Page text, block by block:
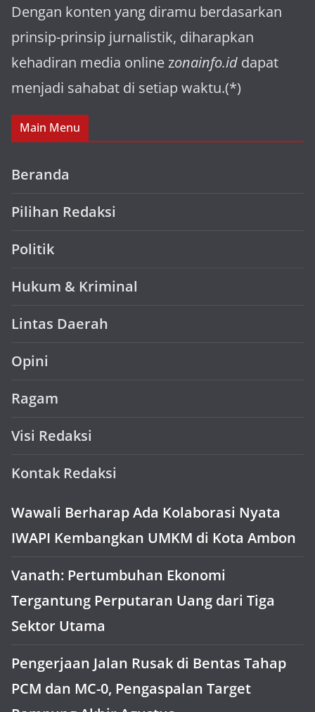
Dengan konten yang diramu berdasarkan
prinsip-prinsip jurnalistik, diharapkan
kehadiran media online zonainfo.id dapat
menjadi sahabat di setiap waktu.(*)
Main Menu
Beranda
Pilihan Redaksi
Politik
Hukum & Kriminal
Lintas Daerah
Opini
Ragam
Visi Redaksi
Kontak Redaksi
Wawali Berharap Ada Kolaborasi Nyata
IWAPI Kembangkan UMKM di Kota Ambon
Vanath: Pertumbuhan Ekonomi
Tergantung Perputaran Uang dari Tiga
Sektor Utama
Pengerjaan Jalan Rusak di Bentas Tahap
PCM dan MC-0, Pengaspalan Target